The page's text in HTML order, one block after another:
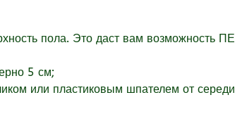
пола. Это даст вам возможность
5 см;
или пластиковым шпателем от